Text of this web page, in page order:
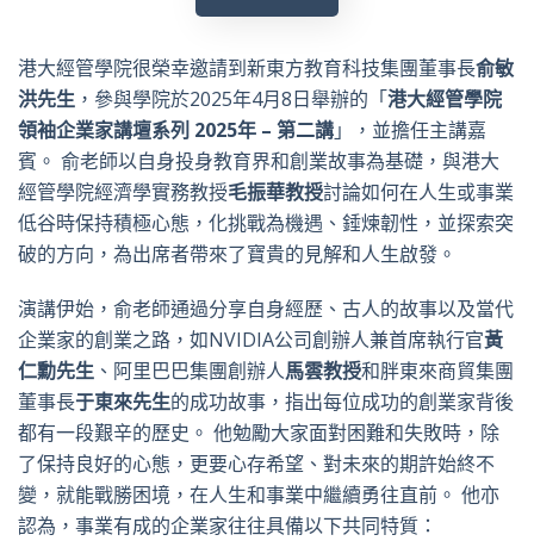
港大經管學院很榮幸邀請到新東方教育科技集團董事長俞敏
洪先生 ，參與學院於2025年4月8日舉辦的「港大經管學院
領袖企業家講壇系列 2025年 – 第二講」，並擔任主講嘉
賓。 俞老師以自身投身教育界和創業故事為基礎，與港大
經管學院經濟學實務教授毛振華教授討論如何在人生或事業
低谷時保持積極心態，化挑戰為機遇、錘煉韌性，並探索突
破的方向，為出席者帶來了寶貴的見解和人生啟發。
演講伊始，俞老師通過分享自身經歷、古人的故事以及當代
企業家的創業之路，如NVIDIA公司創辦人兼首席執行官黃
仁勳先生 、阿里巴巴集團創辦人馬雲教授和胖東來商貿集團
董事長于東來先生的成功故事，指出每位成功的創業家背後
都有一段艱辛的歷史。 他勉勵大家面對困難和失敗時，除
了保持良好的心態，更要心存希望、對未來的期許始終不
變，就能戰勝困境，在人生和事業中繼續勇往直前。 他亦
認為，事業有成的企業家往往具備以下共同特質：